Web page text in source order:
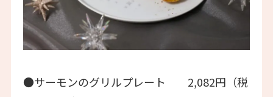
●サーモンのグリルプレート 2,082円（税